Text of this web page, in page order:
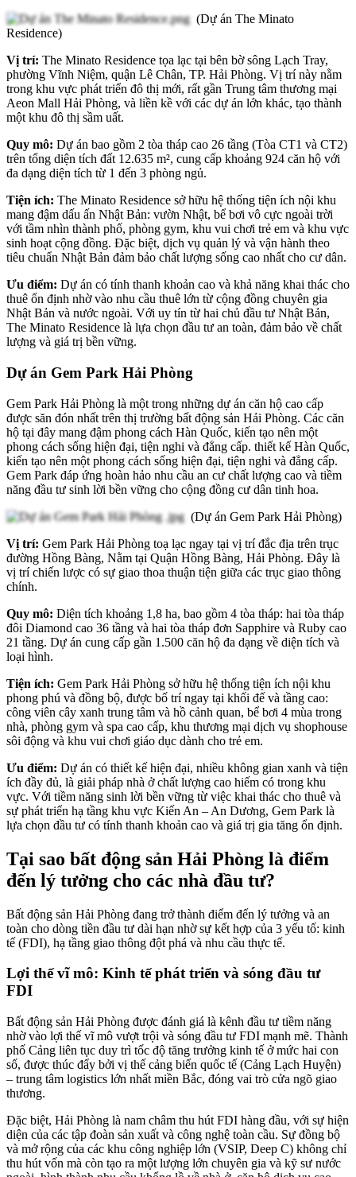
(Dự án The Minato
Residence)
Vị trí: The Minato Residence tọa lạc tại bên bờ sông Lạch Tray,
phường Vĩnh Niệm, quận Lê Chân, TP. Hải Phòng. Vị trí này nằm
trong khu vực phát triển đô thị mới, rất gần Trung tâm thương mại
Aeon Mall Hải Phòng, và liền kề với các dự án lớn khác, tạo thành
một khu đô thị sầm uất.
Quy mô: Dự án bao gồm 2 tòa tháp cao 26 tầng (Tòa CT1 và CT2)
trên tổng diện tích đất 12.635 m², cung cấp khoảng 924 căn hộ với
đa dạng diện tích từ 1 đến 3 phòng ngủ.
Tiện ích: The Minato Residence sở hữu hệ thống tiện ích nội khu
mang đậm dấu ấn Nhật Bản: vườn Nhật, bể bơi vô cực ngoài trời
với tầm nhìn thành phố, phòng gym, khu vui chơi trẻ em và khu vực
sinh hoạt cộng đồng. Đặc biệt, dịch vụ quản lý và vận hành theo
tiêu chuẩn Nhật Bản đảm bảo chất lượng sống cao nhất cho cư dân.
Ưu điểm: Dự án có tính thanh khoản cao và khả năng khai thác cho
thuê ổn định nhờ vào nhu cầu thuê lớn từ cộng đồng chuyên gia
Nhật Bản và nước ngoài. Với uy tín từ hai chủ đầu tư Nhật Bản,
The Minato Residence là lựa chọn đầu tư an toàn, đảm bảo về chất
lượng và giá trị bền vững.
Dự án Gem Park Hải Phòng
Gem Park Hải Phòng là một trong những dự án căn hộ cao cấp
được săn đón nhất trên thị trường bất động sản Hải Phòng. Các căn
hộ tại đây mang đậm phong cách Hàn Quốc, kiến tạo nên một
phong cách sống hiện đại, tiện nghi và đẳng cấp. thiết kế Hàn Quốc,
kiến tạo nên một phong cách sống hiện đại, tiện nghi và đẳng cấp.
Gem Park đáp ứng hoàn hảo nhu cầu an cư chất lượng cao và tiềm
năng đầu tư sinh lời bền vững cho cộng đồng cư dân tinh hoa.
(Dự án Gem Park Hải Phòng)
Vị trí: Gem Park Hải Phòng toạ lạc ngay tại vị trí đắc địa trên trục
đường Hồng Bàng, Nằm tại Quận Hồng Bàng, Hải Phòng. Đây là
vị trí chiến lược có sự giao thoa thuận tiện giữa các trục giao thông
chính.
Quy mô: Diện tích khoảng 1,8 ha, bao gồm 4 tòa tháp: hai tòa tháp
đôi Diamond cao 36 tầng và hai tòa tháp đơn Sapphire và Ruby cao
21 tầng. Dự án cung cấp gần 1.500 căn hộ đa dạng về diện tích và
loại hình.
Tiện ích: Gem Park Hải Phòng sở hữu hệ thống tiện ích nội khu
phong phú và đồng bộ, được bố trí ngay tại khối đế và tầng cao:
công viên cây xanh trung tâm và hồ cảnh quan, bể bơi 4 mùa trong
nhà, phòng gym và spa cao cấp, khu thương mại dịch vụ shophouse
sôi động và khu vui chơi giáo dục dành cho trẻ em.
Ưu điểm: Dự án có thiết kế hiện đại, nhiều không gian xanh và tiện
ích đầy đủ, là giải pháp nhà ở chất lượng cao hiếm có trong khu
vực. Với tiềm năng sinh lời bền vững từ việc khai thác cho thuê và
sự phát triển hạ tầng khu vực Kiến An – An Dương, Gem Park là
lựa chọn đầu tư có tính thanh khoản cao và giá trị gia tăng ổn định.
Tại sao bất động sản Hải Phòng là điểm
đến lý tưởng cho các nhà đầu tư?
Bất động sản Hải Phòng đang trở thành điểm đến lý tưởng và an
toàn cho dòng tiền đầu tư dài hạn nhờ sự kết hợp của 3 yếu tố: kinh
tế (FDI), hạ tầng giao thông đột phá và nhu cầu thực tế.
Lợi thế vĩ mô: Kinh tế phát triển và sóng đầu tư
FDI
Bất động sản Hải Phòng được đánh giá là kênh đầu tư tiềm năng
nhờ vào lợi thế vĩ mô vượt trội và sóng đầu tư FDI mạnh mẽ. Thành
phố Cảng liên tục duy trì tốc độ tăng trưởng kinh tế ở mức hai con
số, được thúc đẩy bởi vị thế cảng biển quốc tế (Cảng Lạch Huyện)
– trung tâm logistics lớn nhất miền Bắc, đóng vai trò cửa ngõ giao
thương.
Đặc biệt, Hải Phòng là nam châm thu hút FDI hàng đầu, với sự hiện
diện của các tập đoàn sản xuất và công nghệ toàn cầu. Sự đồng bộ
và mở rộng của các khu công nghiệp lớn (VSIP, Deep C) không chỉ
thu hút vốn mà còn tạo ra một lượng lớn chuyên gia và kỹ sư nước